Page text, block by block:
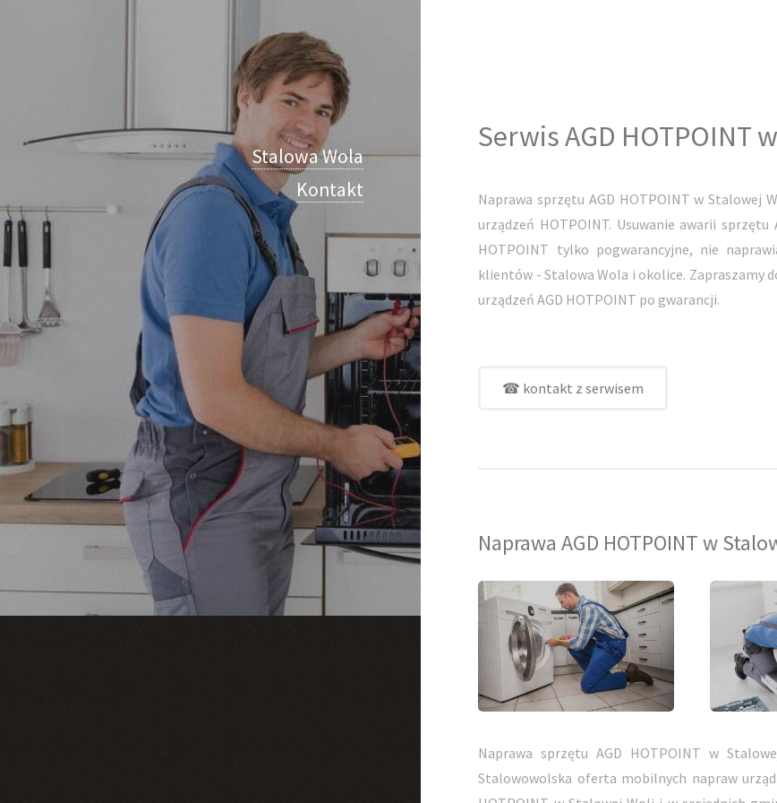
Stalowa Wola
Kontakt
Serwis AGD HOTPOINT
Naprawa sprzętu AGD HOTPOINT w Stalowej
urządzeń HOTPOINT. Usuwanie awarii
HOTPOINT tylko pogwarancyjne, nie
klientów - Stalowa Wola i okolice. Zapraszamy
urządzeń AGD HOTPOINT po gwarancji.
☎ kontakt z serwisem
Naprawa AGD HOTPOINT w
Naprawa sprzętu AGD HOTPOINT w
Stalowowolska oferta mobilnych napraw